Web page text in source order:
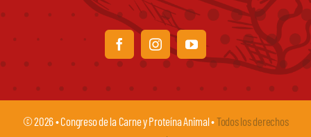
© 2026 • Congreso de la Carne y Proteína Animal •Todos los derechos